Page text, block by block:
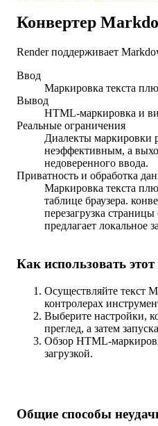
Конвертер
Render поддерживает
Ввод
Маркировка текста
Вывод
HTML-маркировка и
Реальные ограничения
Диалекты маркировки
неэффективным, а
недоверенного ввода.
Приватность и обработка
Маркировка текста
таблице браузера.
перезагрузка
предлагает локальное
Как использовать
Осуществляйте текст
контролерах
Выберите настройки,
преглед, а затем
Обзор HTML-
загрузкой.
Общие способы